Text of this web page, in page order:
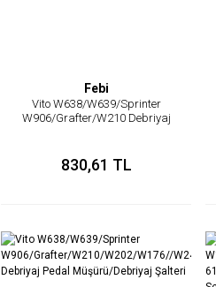
Febi
Vito W638/W639/Sprinter
W906/Grafter/W210 Debriyaj
830,61 TL